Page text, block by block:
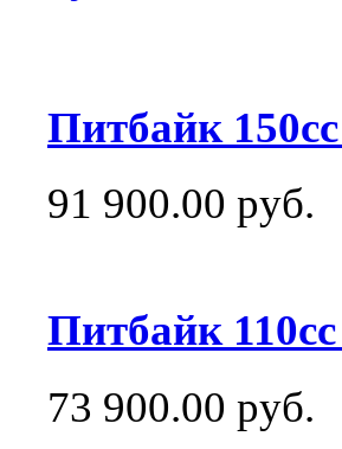
Питбайк
91 900.00 руб.
Питбайк
73 900.00 руб.